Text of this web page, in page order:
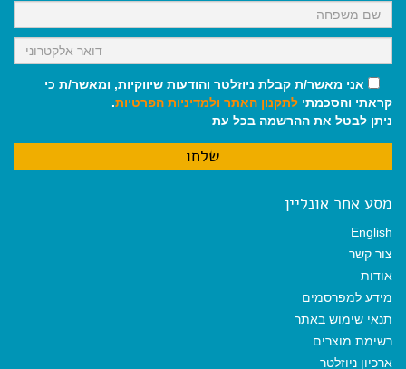
אני מאשר/ת קבלת ניוזלטר והודעות שיווקיות, ומאשר/ת כי
קראתי והסכמתי לתקנון האתר ולמדיניות הפרטיות.
ניתן לבטל את ההרשמה בכל עת
מסע אחר אונליין
English
צור קשר
אודות
מידע למפרסמים
תנאי שימוש באתר
רשימת מוצרים
ארכיון ניוזלטר